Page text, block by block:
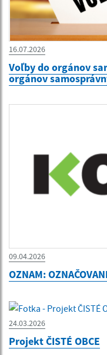
16.07.2026
Voľby do orgánov
orgánov
09.04.2026
OZNAM:
24.03.2026
Projekt ČISTÉ OBCE